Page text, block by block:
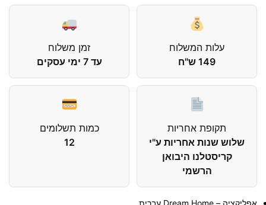
עלות המשלוח
149 ש"ח
זמן משלוח
עד 7 ימי עסקים
תקופת אחריות
שלוש שנות אחריות ע"י
קריסטלנו היבואן
הרשמי
כמות תשלומים
12
אפליקציה – Dream Home עברית